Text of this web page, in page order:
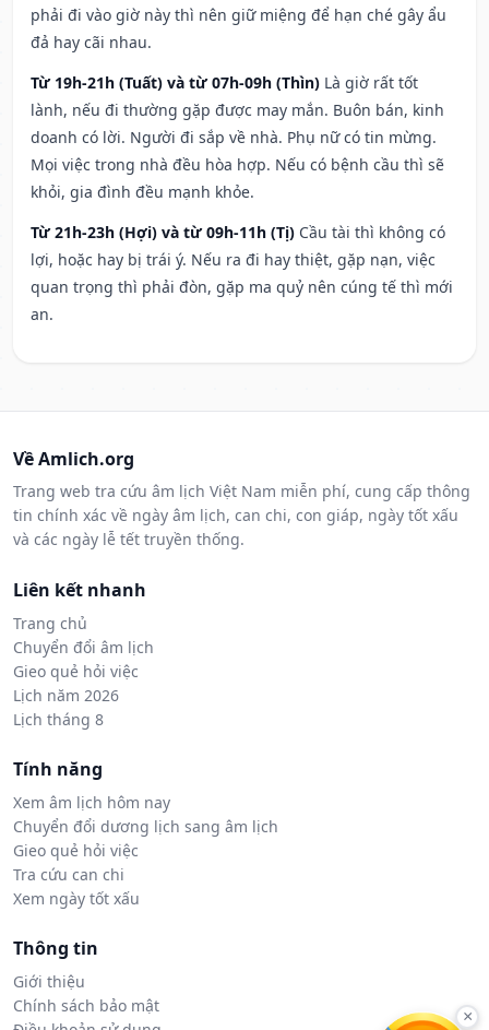
phải đi vào giờ này thì nên giữ miệng để hạn ché gây ẩu
đả hay cãi nhau.
Từ 19h-21h (Tuất) và từ 07h-09h (Thìn) Là giờ rất tốt
lành, nếu đi thường gặp được may mắn. Buôn bán, kinh
doanh có lời. Người đi sắp về nhà. Phụ nữ có tin mừng.
Mọi việc trong nhà đều hòa hợp. Nếu có bệnh cầu thì sẽ
khỏi, gia đình đều mạnh khỏe.
Từ 21h-23h (Hợi) và từ 09h-11h (Tị) Cầu tài thì không có
lợi, hoặc hay bị trái ý. Nếu ra đi hay thiệt, gặp nạn, việc
quan trọng thì phải đòn, gặp ma quỷ nên cúng tế thì mới
an.
Về Amlich.org
Trang web tra cứu âm lịch Việt Nam miễn phí, cung cấp thông
tin chính xác về ngày âm lịch, can chi, con giáp, ngày tốt xấu
và các ngày lễ tết truyền thống.
Liên kết nhanh
Trang chủ
Chuyển đổi âm lịch
Gieo quẻ hỏi việc
Lịch năm 2026
Lịch tháng 8
Tính năng
Xem âm lịch hôm nay
Chuyển đổi dương lịch sang âm lịch
Gieo quẻ hỏi việc
Tra cứu can chi
Xem ngày tốt xấu
Thông tin
Giới thiệu
Chính sách bảo mật
×